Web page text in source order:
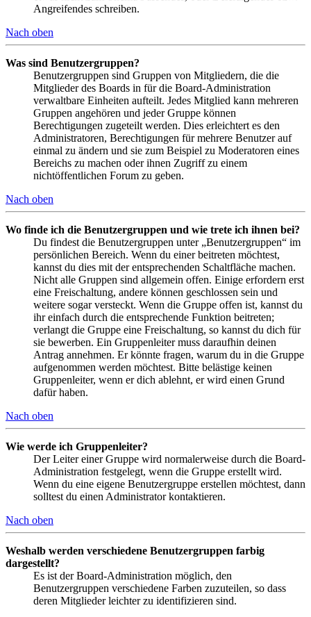
Angreifendes schreiben.
Nach oben
Was sind Benutzergruppen?
Benutzergruppen sind Gruppen von Mitgliedern, die die
Mitglieder des Boards in für die Board-Administration
verwaltbare Einheiten aufteilt. Jedes Mitglied kann mehreren
Gruppen angehören und jeder Gruppe können
Berechtigungen zugeteilt werden. Dies erleichtert es den
Administratoren, Berechtigungen für mehrere Benutzer auf
einmal zu ändern und sie zum Beispiel zu Moderatoren eines
Bereichs zu machen oder ihnen Zugriff zu einem
nichtöffentlichen Forum zu geben.
Nach oben
Wo finde ich die Benutzergruppen und wie trete ich ihnen bei?
Du findest die Benutzergruppen unter „Benutzergruppen“ im
persönlichen Bereich. Wenn du einer beitreten möchtest,
kannst du dies mit der entsprechenden Schaltfläche machen.
Nicht alle Gruppen sind allgemein offen. Einige erfordern erst
eine Freischaltung, andere können geschlossen sein und
weitere sogar versteckt. Wenn die Gruppe offen ist, kannst du
ihr einfach durch die entsprechende Funktion beitreten;
verlangt die Gruppe eine Freischaltung, so kannst du dich für
sie bewerben. Ein Gruppenleiter muss daraufhin deinen
Antrag annehmen. Er könnte fragen, warum du in die Gruppe
aufgenommen werden möchtest. Bitte belästige keinen
Gruppenleiter, wenn er dich ablehnt, er wird einen Grund
dafür haben.
Nach oben
Wie werde ich Gruppenleiter?
Der Leiter einer Gruppe wird normalerweise durch die Board-
Administration festgelegt, wenn die Gruppe erstellt wird.
Wenn du eine eigene Benutzergruppe erstellen möchtest, dann
solltest du einen Administrator kontaktieren.
Nach oben
Weshalb werden verschiedene Benutzergruppen farbig
dargestellt?
Es ist der Board-Administration möglich, den
Benutzergruppen verschiedene Farben zuzuteilen, so dass
deren Mitglieder leichter zu identifizieren sind.